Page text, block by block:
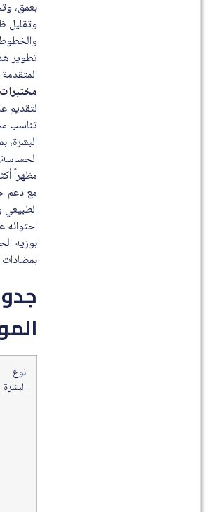
بعمق، وتحسين
وتقليل ظهور
والخطوط
تطوير هذه
المتقدمة من قبل
مختبرات
لتقديم عناية
تناسب مختلف
البشرة، بما
الحساسة.
مظهراً أكثر
مع دعم حاجز
الطبيعي
احتوائه على
بوزيه الحرارية
بمضادات
جدول